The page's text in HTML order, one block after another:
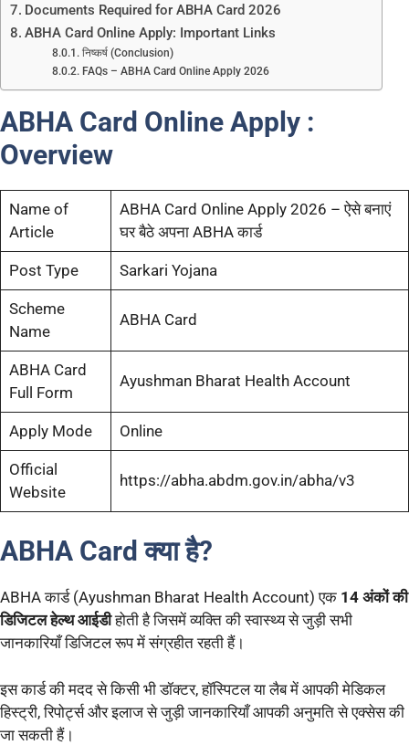
Documents Required for ABHA Card 2026
ABHA Card Online Apply: Important Links
निष्कर्ष (Conclusion)
FAQs – ABHA Card Online Apply 2026
ABHA Card Online Apply :
Overview
Name of
Article
ABHA Card Online Apply 2026 – ऐसे बनाएं
घर बैठे अपना ABHA कार्ड
Post Type Sarkari Yojana
Scheme
Name
ABHA Card
ABHA Card
Full Form
Ayushman Bharat Health Account
Apply Mode Online
Official
Website
https://abha.abdm.gov.in/abha/v3
ABHA Card क्या है?
ABHA कार्ड (Ayushman Bharat Health Account) एक 14 अंकों की
डिजिटल हेल्थ आईडीहोती है जिसमें व्यक्ति की स्वास्थ्य से जुड़ी सभी
जानकारियाँ डिजिटल रूप में संग्रहीत रहती हैं।
इस कार्ड की मदद से किसी भी डॉक्टर, हॉस्पिटल या लैब में आपकी मेडिकल
हिस्ट्री, रिपोर्ट्स और इलाज से जुड़ी जानकारियाँ आपकी अनुमति से एक्सेस की
जा सकती हैं।